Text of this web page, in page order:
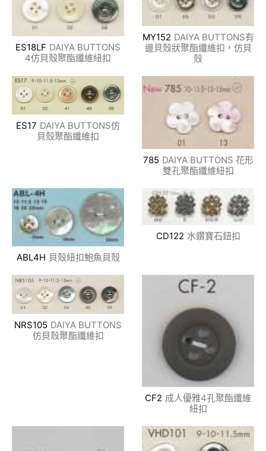
ES18LF DAIYA BUTTONS
4仿貝殼聚酯纖維紐扣
MY152 DAIYA BUTTONS有
邊貝殼狀聚酯纖維扣，仿貝
殼
ES17 DAIYA BUTTONS仿
貝殼聚酯纖維扣
785 DAIYA BUTTONS 花形
雙孔聚酯纖維紐扣
ABL4H 貝殼紐扣鮑魚貝殼
CD122 水鑽寶石鈕扣
NRS105 DAIYA BUTTONS
仿貝殼聚酯纖維扣
CF2 成人優雅4孔聚酯纖維
紐扣